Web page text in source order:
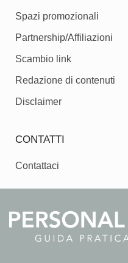
Spazi promozionali
Partnership/Affiliazioni
Scambio link
Redazione di contenuti
Disclaimer
CONTATTI
Contattaci